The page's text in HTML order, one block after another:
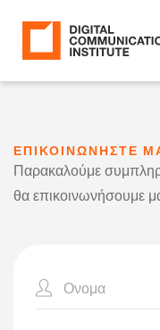
ΕΠΙΚΟΙΝΩΝΗΣΤΕ
Παρακαλούμε
θα επικοινωνήσουμε